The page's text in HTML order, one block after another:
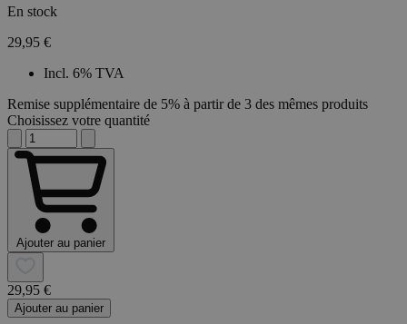
En stock
29,95 €
Incl. 6% TVA
Remise supplémentaire de 5% à partir de 3 des mêmes produits
Choisissez votre quantité
Ajouter au panier
29,95 €
Ajouter au panier